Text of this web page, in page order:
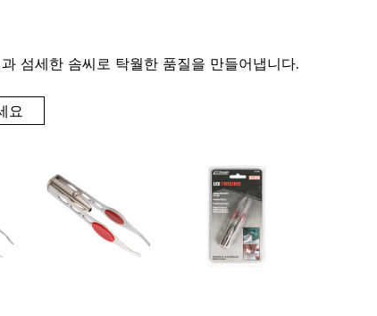
섬세한 솜씨로 탁월한 품질을 만들어냅니다.
요